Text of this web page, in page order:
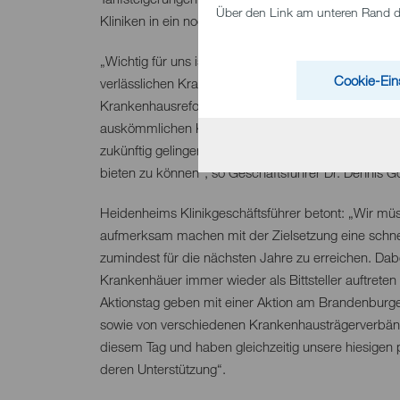
Über den Link am unteren Rand
Cookie-
Kliniken in ein noch engeres Korsett und nehmen
„Wichtig für uns ist eine sichere finanzielle Basis
verlässlichen Krankenhaus-Finanzierung als
Krankenhausreform. Die derzeitigen
auskömmlichen Klinikbetrieb massiv. Nur mit
zukünftig gelingen, den Menschen auch in
bieten zu können“, so Geschäftsführer Dr. Dennis
Heidenheims Klinikgeschäftsführer betont: „Wir
aufmerksam machen mit der Zielsetzung eine
zumindest für die nächsten Jahre zu erreichen.
Krankenhäuer immer wieder als Bittsteller
Aktionstag geben mit einer Aktion am
sowie von verschiedenen
diesem Tag und haben gleichzeitig unsere
deren Unterstützung“.